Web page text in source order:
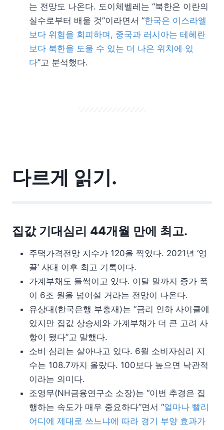
는 전망도 나온다. 도이체벨레는 “북한은 이란의
실수로부터 배울 것”이라면서 “한국은 이스라엘
보다 위험을 회피하며, 중국과 러시아는 테헤란
보다 북한을 도울 수 있는 더 나은 위치에 있
다”고 분석했다.
다르게 읽기.
집값 기대심리 44개월 만에 최고.
주택가격전망 지수가 120을 찍었다. 2021년 ‘영
끌’ 사태 이후 최고 기록이다.
가계부채도 들썩이고 있다. 이달 말까지 증가 폭
이 6조 원을 넘어설 거라는 전망이 나온다.
유상대(한국은행 부총재)는 “금리 인하 사이클에
있지만 집값 상승세와 가계부채가 더 큰 고려 사
항이 됐다”고 말했다.
소비 심리는 살아나고 있다. 6월 소비자심리 지
수는 108.7까지 올랐다. 100보다 높으면 낙관적
이라는 의미다.
조영무(NH금융연구소 소장)는 “이번 추경은 집
행하는 속도가 매우 중요하다”면서 “얼마나 빨리
어디에 제대로 쓰느냐에 따라 경기 부양 효과가